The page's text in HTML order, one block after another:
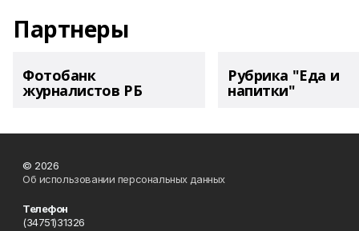
Партнеры
Фотобанк
журналистов РБ
Рубрика "Еда и
напитки"
© 2026
Об использовании персональных данных
Телефон
(34751)31326